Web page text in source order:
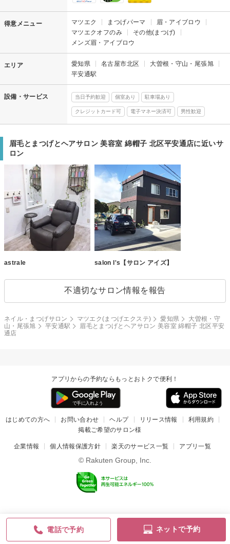
得意メニュー マツエク まつげパーマ
眉・アイブロウ
マツエクオフのみ
その他(まつげ)
メンズ眉・アイブロウ
エリア 愛知県 名古屋市北区
大曽根・守山・尾張旭
平安通駅
設備・サービス 当日予約歓迎 個室あり 駐車場あり
クレジットカード可 電子マネー決済可 男性歓迎
眉毛とまつげとヘアサロン 美容室 綿帽子 北区平安通店に近いサ
ロン
astrale salon I's【サロン アイズ】
不適切なサロン情報を報告
電話で予約 ネットで予約
ネイル・まつげサロン マツエク(まつげエクステ) 愛知県
大曽根・守
山・尾張旭
平安通駅
眉毛とまつげとヘアサロン 美容室 綿帽子 北区平安
通店
アプリからの予約ならもっとおトクで便利！
はじめての方へ お問い合わせ ヘルプ リリース情報
利用規約
掲載ご希望のサロン様
企業情報 個人情報保護方針 楽天のサービス一覧 アプリ一覧
© Rakuten Group, Inc.